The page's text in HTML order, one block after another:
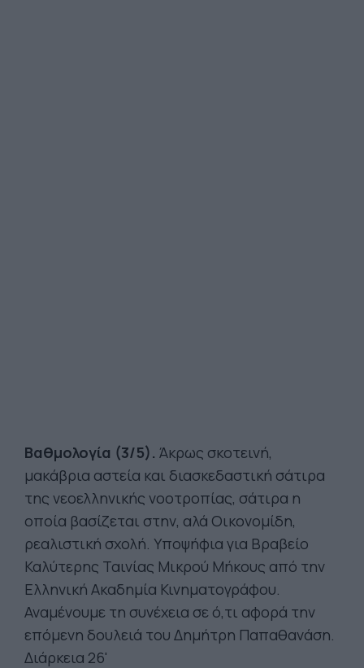
Βαθμολογία (3/5). Άκρως σκοτεινή,
μακάβρια αστεία και διασκεδαστική σάτιρα
της νεοελληνικής νοοτροπίας, σάτιρα η
οποία βασίζεται στην, αλά Οικονομίδη,
ρεαλιστική σχολή. Υποψήφια για Βραβείο
Καλύτερης Ταινίας Μικρού Μήκους από την
Ελληνική Ακαδημία Κινηματογράφου.
Αναμένουμε τη συνέχεια σε ό,τι αφορά την
επόμενη δουλειά του Δημήτρη Παπαθανάση.
Διάρκεια 26'